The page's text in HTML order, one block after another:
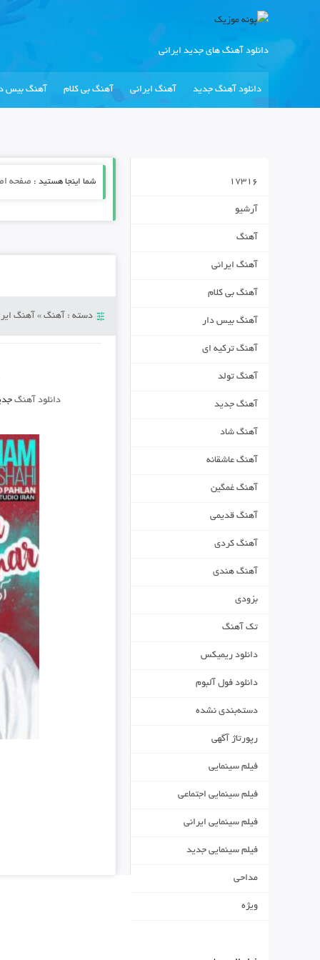
دانلود آهنگ های جدید ایرانی
دانلود آهنگ جدید آهنگ ایرانی آهنگ بی کلام آهنگ بیس
شما اینجا هستید : صفحه
دسته : آهنگ» آهنگ
دانلود آهنگ
17316
آرشیو
آهنگ
آهنگ ایرانی
آهنگ بی کلام
آهنگ بیس دار
آهنگ ترکیه ای
آهنگ تولد
آهنگ جدید
آهنگ شاد
آهنگ عاشقانه
آهنگ غمگین
آهنگ قدیمی
آهنگ کردی
آهنگ هندی
بزودی
تک آهنگ
دانلود ریمیکس
دانلود فول آلبوم
دسته‌بندی نشده
رپورتاژ آگهی
فیلم سینمایی
فیلم سینمایی اجتماعی
فیلم سینمایی ایرانی
فیلم سینمایی جدید
مداحی
ویژه